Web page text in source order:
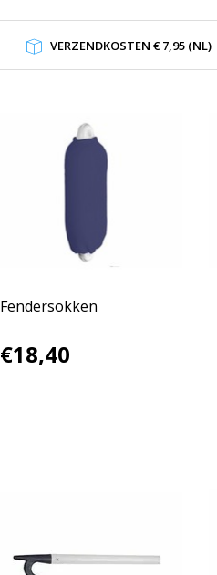
VERZENDKOSTEN € 7,95 (NL)
Fendersokken
€18,40